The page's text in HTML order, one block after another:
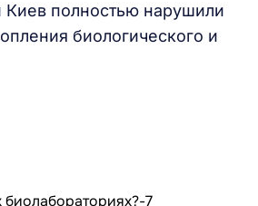
полностью нарушили
биологического и